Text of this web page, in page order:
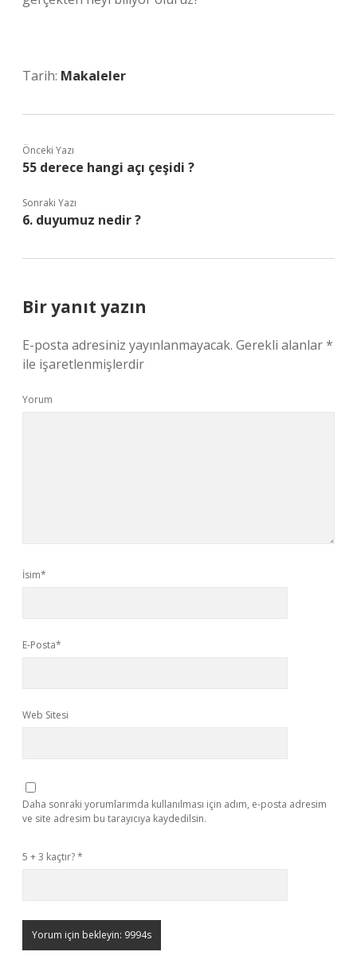
Tarih: Makaleler
Önceki Yazı
55 derece hangi açı çeşidi ?
Sonraki Yazı
6. duyumuz nedir ?
Bir yanıt yazın
E-posta adresiniz yayınlanmayacak. Gerekli alanlar*
ile işaretlenmişlerdir
Yorum
İsim*
E-Posta*
Web Sitesi
Daha sonraki yorumlarımda kullanılması için adım, e-posta adresim
ve site adresim bu tarayıcıya kaydedilsin.
5 + 3 kaçtır?*